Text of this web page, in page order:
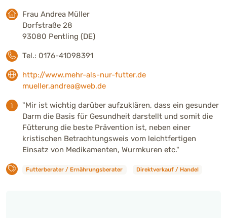
Frau Andrea Müller
Dorfstraße 28
93080 Pentling (DE)
Tel.: 0176-41098391
http://www.mehr-als-nur-futter.de
mueller.andrea@web.de
"Mir ist wichtig darüber aufzuklären, dass ein gesunder
Darm die Basis für Gesundheit darstellt und somit die
Fütterung die beste Prävention ist, neben einer
kristischen Betrachtungsweis vom leichtfertigen
Einsatz von Medikamenten, Wurmkuren etc."
Futterberater / Ernährungsberater Direktverkauf / Handel